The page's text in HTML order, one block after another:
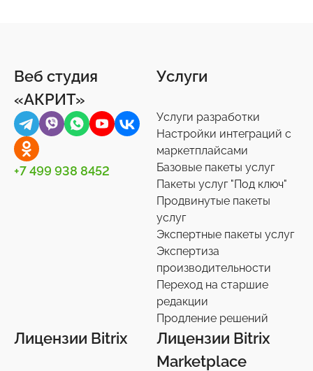
Товары для животных
Украшения, аксессуары
Универсальные 36
Корпоративный портал71
Подписки на маркет
Импорт/экспорт
Инструменты
Контакты 0
Сотрудники
Телефония3
Настройки интеграций с маркетплайсами
Экспертиза производительности
Переход на старшие редакции8
Веб студия
«АКРИТ»
+7 499 938 8452
Услуги
Услуги разработки
Настройки интеграций с
маркетплайсами
Базовые пакеты услуг
Пакеты услуг "Под ключ"
Продвинутые пакеты
услуг
Экспертные пакеты услуг
Экспертиза
производительности
Переход на старшие
редакции
Продление решений
Лицензии Bitrix
Лицензии Bitrix
Marketplace